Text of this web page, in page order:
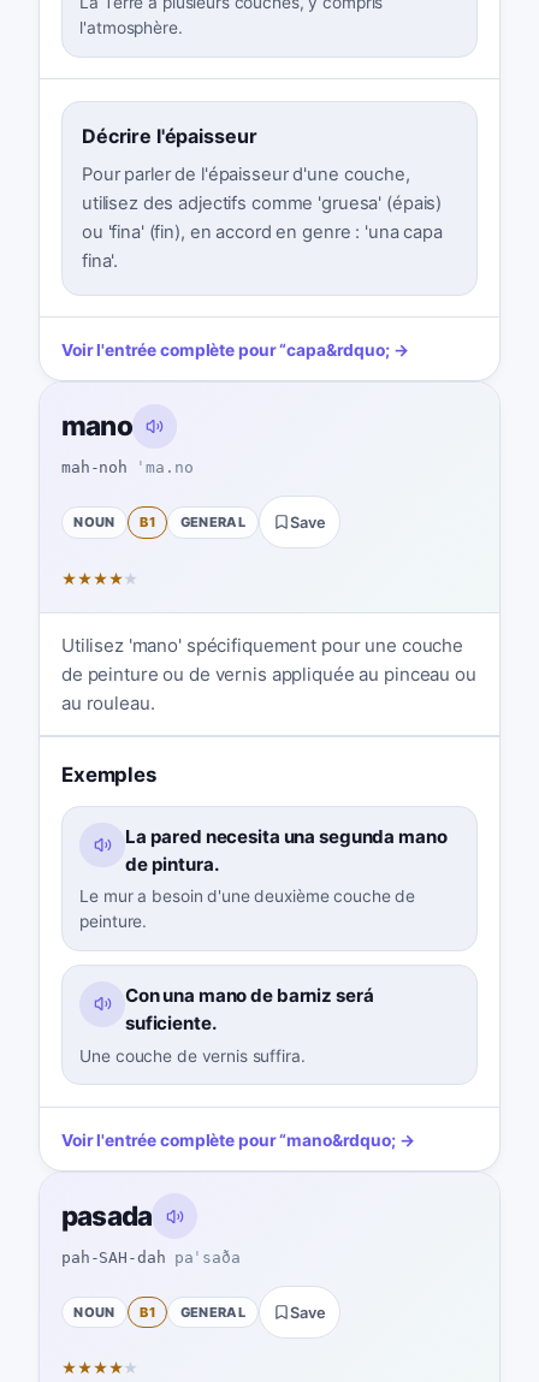
l'atmosphère.
Décrire l'épaisseur
Pour parler de l'épaisseur d'une couche,
utilisez des adjectifs comme 'gruesa' (épais)
ou 'fina' (fin), en accord en genre : 'una capa
fina'.
Voir l'entrée complète pour“capa&rdquo; →
mano
mah-noh ˈma.no
NOUN B1 GENERAL Save
★★★★★
Utilisez 'mano' spécifiquement pour une couche
de peinture ou de vernis appliquée au pinceau ou
au rouleau.
Exemples
La pared necesita una segunda mano
de pintura.
Le mur a besoin d'une deuxième couche de
peinture.
Con una mano de barniz será
suficiente.
Une couche de vernis suffira.
Voir l'entrée complète pour“mano&rdquo; →
pasada
pah-SAH-dah paˈsaða
NOUN B1 GENERAL Save
★★★★★